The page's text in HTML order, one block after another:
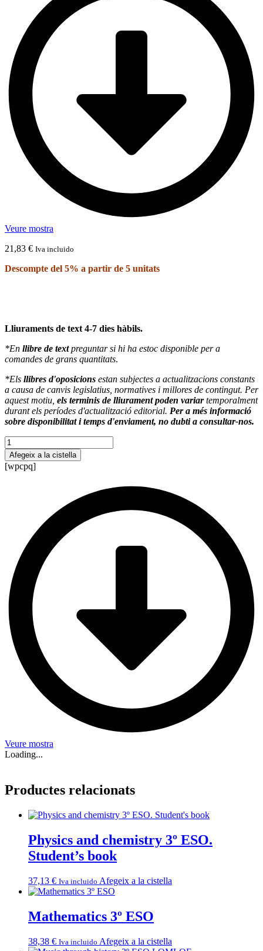
Veure mostra
21,83 € Iva incluido
Descompte del 5% a partir de 5 unitats
Lliuraments de text 4-7 dies hàbils.
*En llibre de textpreguntar si hi ha estoc disponible per a
comandes de grans quantitats.
*Els llibres d'oposicions estan subjectes a actualitzacions constants
a causa de canvis legislatius, normatives i millores de contingut. Per
aquest motiu, els terminis de lliurament poden variartemporalment
durant els períodes d'actualització editorial. Per a més informació
sobre disponibilitat i temps d'enviament, no dubti a consultar-nos.
quantitat
de
Ready?
steady?
Afegeix a la cistella
[wpcpq]
Veure mostra
Loading...
Productes relacionats
Physics and chemistry 3º ESO.
Student’s book
37,13 € Iva incluido Afegeix a la cistella
Mathematics 3º ESO
38,38 € Iva incluido Afegeix a la cistella